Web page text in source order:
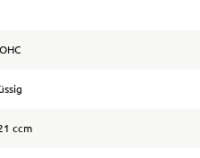
ccm